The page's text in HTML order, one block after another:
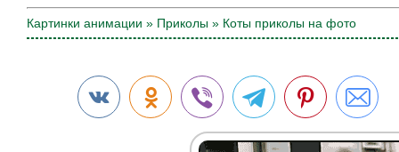
Картинки анимации » Приколы » Коты приколы на фото